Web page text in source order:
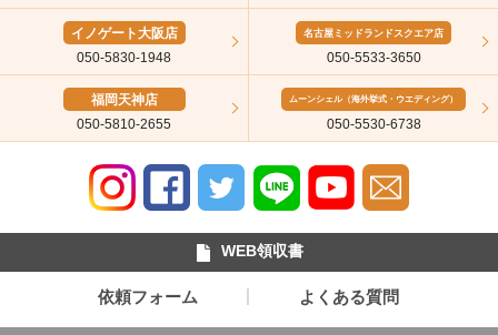
イノゲート大阪店
050-5830-1948
名古屋ミッドランドスクエア店
050-5533-3650
福岡天神店
050-5810-2655
ムーンシェル（海外挙式・ウエディング）
050-5530-6738
WEB領収書
依頼フォーム よくある質問